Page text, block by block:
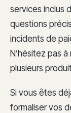
services inclus
questions
incidents de
N’hésitez pas
plusieurs
Si vous êtes
formaliser vos